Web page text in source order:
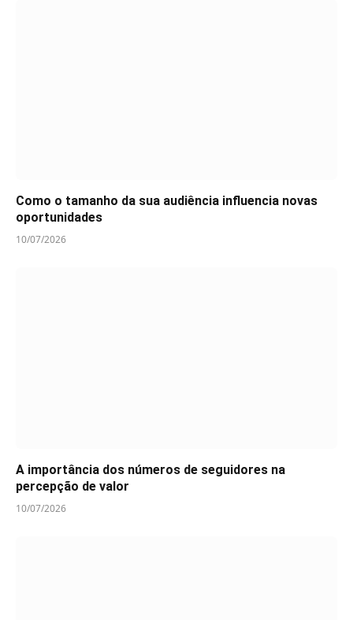
Como o tamanho da sua audiência influencia novas
oportunidades
10/07/2026
A importância dos números de seguidores na
percepção de valor
10/07/2026